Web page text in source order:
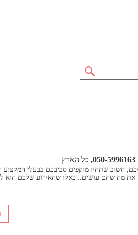
050-5996163 כל הארץ
חשוב שתהיו מוקפים סביבכם בבעלי המקצוע
את מה שהם עושים.. כאלו שהאירוע שלכם הוא